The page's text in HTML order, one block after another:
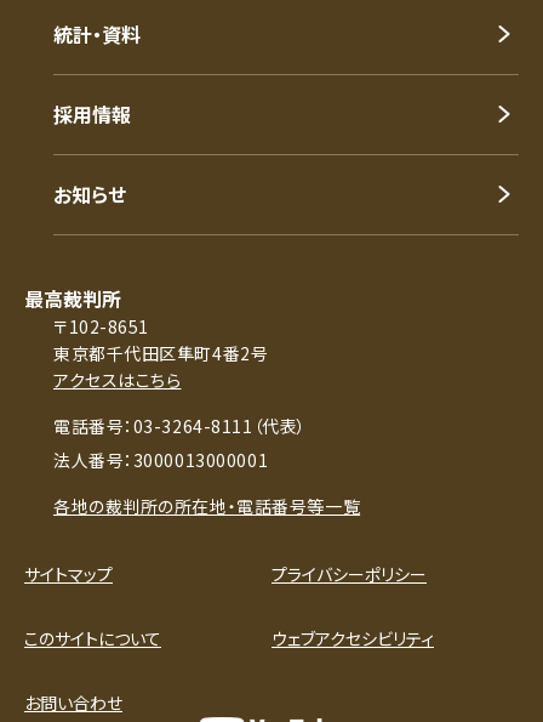
統計・資料
採用情報
お知らせ
最高裁判所
〒102-8651
東京都千代田区隼町4番2号
アクセスはこちら
電話番号：03-3264-8111（代表）
法人番号：3000013000001
各地の裁判所の所在地・電話番号等一覧
サイトマップ プライバシーポリシー
このサイトについて ウェブアクセシビリティ
お問い合わせ